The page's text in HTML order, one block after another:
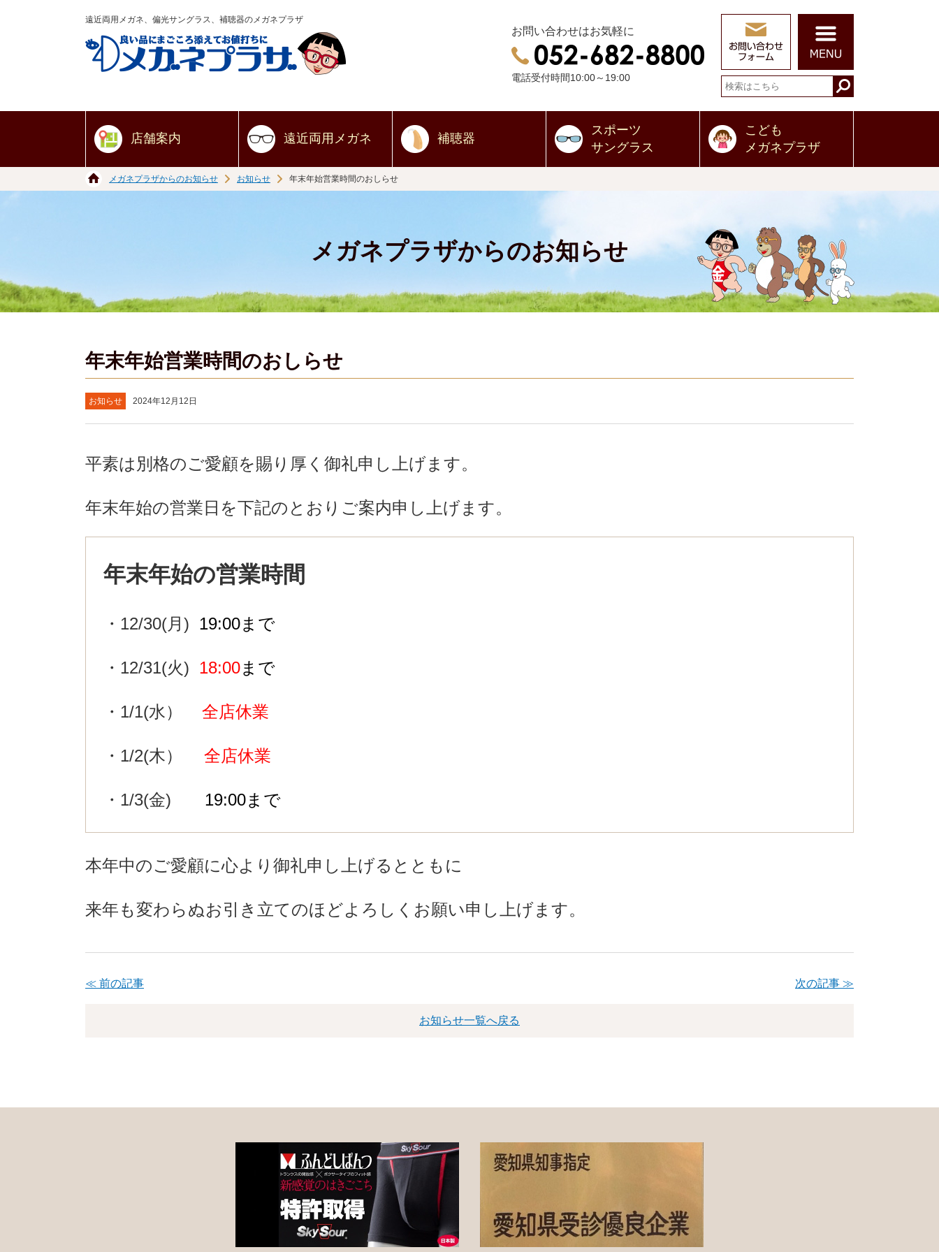
遠近両用メガネ、偏光サングラス、補聴器のメガネプラザ
お問い合わせはお気軽に
電話受付時間10:00～19:00
店舗案内 遠近両用 メガネ 補聴器
スポーツ
サングラス
こども
メガネプラザ
メガネプラザからのお知らせ お知らせ 年末年始営業時間のおしらせ
メガネプラザからのお知らせ
年末年始営業時間のおしらせ
お知らせ 2024年12月12日
平素は別格のご愛顧を賜り厚く御礼申し上げます。
年末年始の営業日を下記のとおりご案内申し上げます。
年末年始の営業時間
・12/30(月) 19:00まで
・12/31(火) 18:00まで
・1/1(水） 全店休業
・1/2(木） 全店休業
・1/3(金) 19:00まで
本年中のご愛顧に心より御礼申し上げるとともに
来年も変わらぬお引き立てのほどよろしくお願い申し上げます。
≪ 前の記事 次の記事 ≫
お知らせ一覧へ戻る